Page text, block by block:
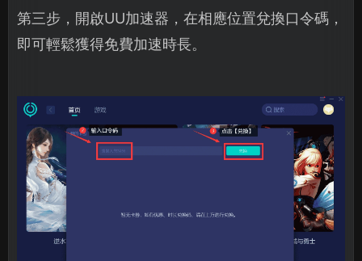
第三步，開啟UU加速器，在相應位置兌換口令碼，
即可輕鬆獲得免費加速時長。